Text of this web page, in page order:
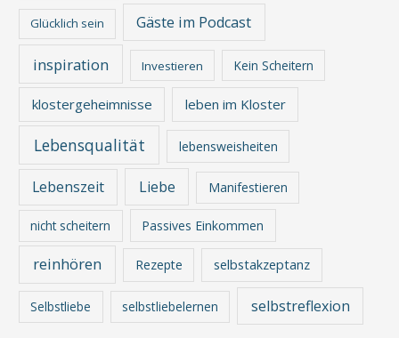
Glücklich sein Gäste im Podcast
inspiration Investieren Kein Scheitern
klostergeheimnisse leben im Kloster
Lebensqualität lebensweisheiten
Lebenszeit Liebe Manifestieren
nicht scheitern Passives Einkommen
reinhören Rezepte selbstakzeptanz
Selbstliebe selbstliebelernen selbstreflexion